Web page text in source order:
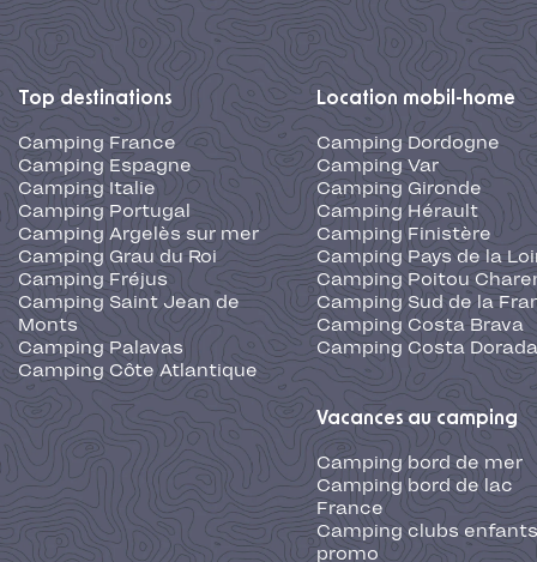
Top destinations
Camping France
Camping Espagne
Camping Italie
Camping Portugal
Camping Argelès sur mer
Camping Grau du Roi
Camping Fréjus
Camping Saint Jean de
Monts
Camping Palavas
Camping Côte Atlantique
Location mobil-home
Camping Dordogne
Camping Var
Camping Gironde
Camping Hérault
Camping Finistère
Camping Pays de la
Camping Poitou
Camping Sud de la
Camping Costa Brava
Camping Costa Dorada
Vacances au camping
Camping bord de mer
Camping bord de lac
France
Camping clubs
promo